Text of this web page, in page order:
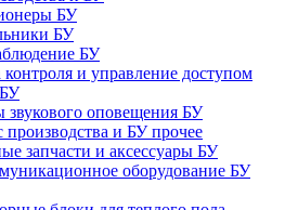
БУ
БУ
БУ
и управление доступом
звукового оповещения БУ
производства и БУ прочее
запчасти и аксессуары БУ
оборудование БУ